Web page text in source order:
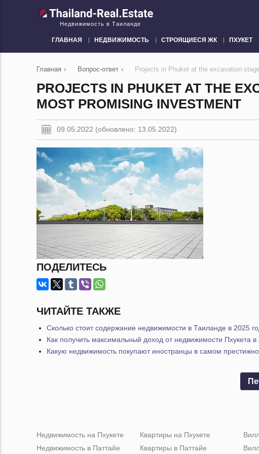
Недвижимость в Таиланде
ГЛАВНАЯ НЕДВИЖИМОСТЬ СТРОЯЩИЕСЯ ЖК ПХУКЕТ
Главная › Вопрос-ответ › Projects in Phuket at the excavation
PROJECTS IN PHUKET AT THE
MOST PROMISING INVESTMENT
09.05.2022 (обновлено: 13.05.2022)
ПОДЕЛИТЕСЬ
ЧИТАЙТЕ ТАКЖЕ
Сколько стоит содержание недвижимости в Таиланде в 2025
Как получить максимальный доход от недвижимости Пхукета в
Какую недвижимость покупают иностранцы в самом
Недвижимость на Пхукете
Недвижимость в Паттайе
Квартиры на Пхукете
Квартиры в Паттайе